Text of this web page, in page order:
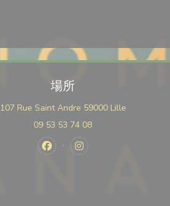
場所
107 Rue Saint Andre 59000 Lille((新しいウ
09 53 53 74 08
Facebook ((新しいウィンド
Instagram ((新しいウ